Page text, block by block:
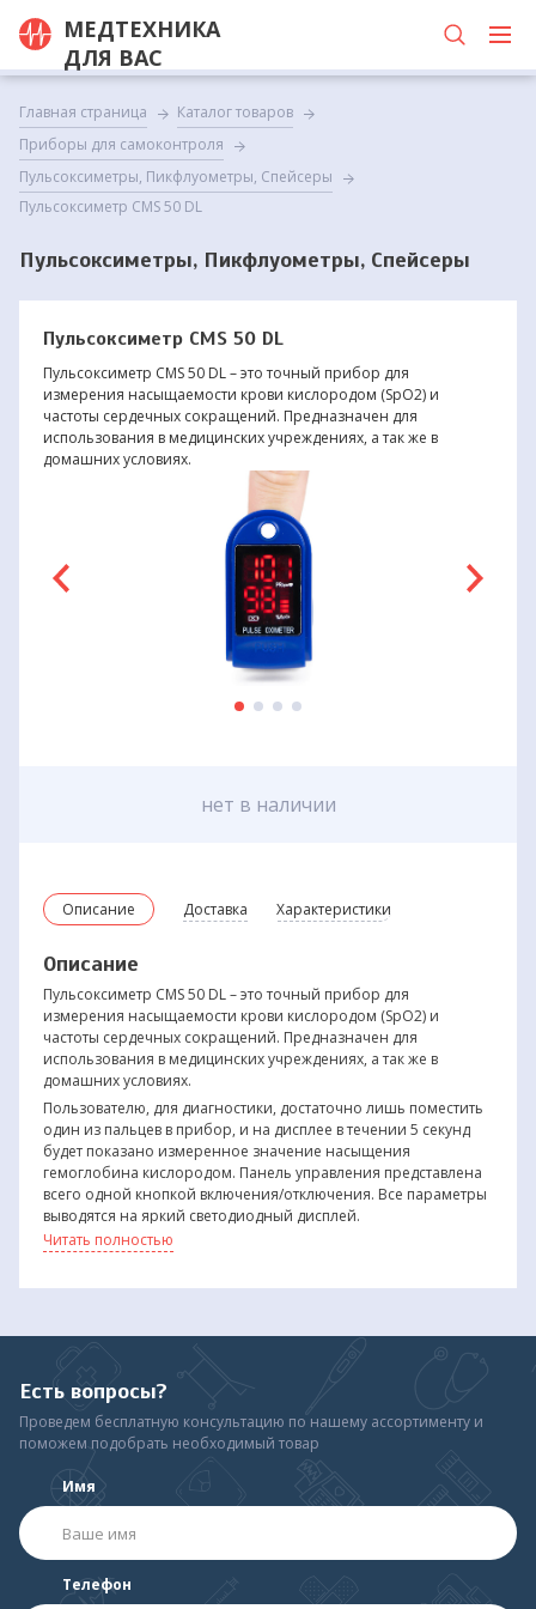
МЕДТЕХНИКА
ДЛЯ ВАС
Главная страница
Каталог товаров
Приборы для самоконтроля
Пульсоксиметры, Пикфлуометры, Спейсеры
Пульсоксиметр CMS 50 DL
Пульсоксиметры, Пикфлуометры, Спейсеры
Пульсоксиметр CMS 50 DL
Пульсоксиметр CMS 50 DL – это точный прибор для
измерения насыщаемости крови кислородом (SpO2) и
частоты сердечных сокращений. Предназначен для
использования в медицинских учреждениях, а так же в
домашних условиях.
Описание Доставка Характеристики
Описание
Пульсоксиметр CMS 50 DL – это точный прибор для
измерения насыщаемости крови кислородом (SpO2) и
частоты сердечных сокращений. Предназначен для
использования в медицинских учреждениях, а так же в
домашних условиях.
Пользователю, для диагностики, достаточно лишь поместить
один из пальцев в прибор, и на дисплее в течении 5 секунд
будет показано измеренное значение насыщения
гемоглобина кислородом. Панель управления представлена
всего одной кнопкой включения/отключения. Все параметры
выводятся на яркий светодиодный дисплей.
Преимущества пульсоксиметра
проявиться, но уже поражает дыхательную
систему
Оценка уровня насыщения крови кислородом за
10-20 секунд
Помогает выявить такое опасное осложнение
как дыхательная недостаточность.
Позволит Вам быстро оценить уровень
пульс. Сатурация в норме составляет 95-99%,
снижается при вирусных и бактериальных
Читать полностью
нет в наличии
Есть вопросы?
Проведем бесплатную консультацию по нашему ассортименту и
поможем подобрать необходимый товар
Имя
Телефон